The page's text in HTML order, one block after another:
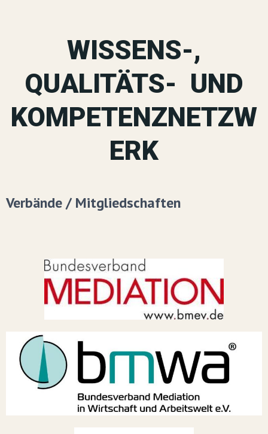
WISSENS-,
QUALITÄTS- UND
KOMPETENZNETZW
ERK
Verbände / Mitgliedschaften